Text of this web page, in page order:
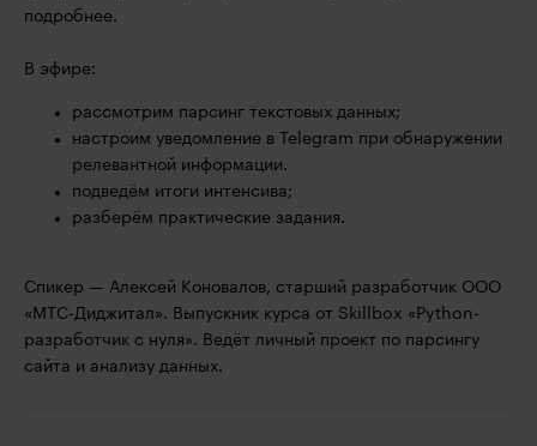
подробнее.
В эфире:
рассмотрим парсинг текстовых данных;
настроим уведомление в Telegram при обнаружении
релевантной информации.
подведём итоги интенсива;
разберём практические задания.
Спикер — Алексей Коновалов, старший разработчик ООО
«МТС-Диджитал». Выпускник курса от Skillbox «Python-
разработчик с нуля». Ведёт личный проект по парсингу
сайта и анализу данных.